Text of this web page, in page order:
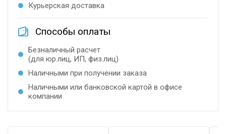
Курьерская доставка
Способы оплаты
Безналичный расчет
(для юр.лиц, ИП, физ.лиц)
Наличными при получении заказа
Наличными или банковской картой в офисе
компании